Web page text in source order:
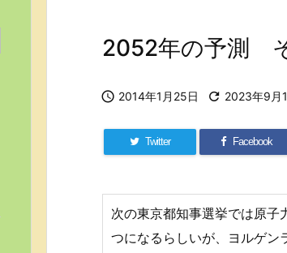
2052年の予測
 2014年1月25日  2023年9月
Twitter Facebook
次の東京都知事選挙では原子
つになるらしいが、ヨルゲ